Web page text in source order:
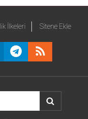
İlkeleri Sitene Ekle